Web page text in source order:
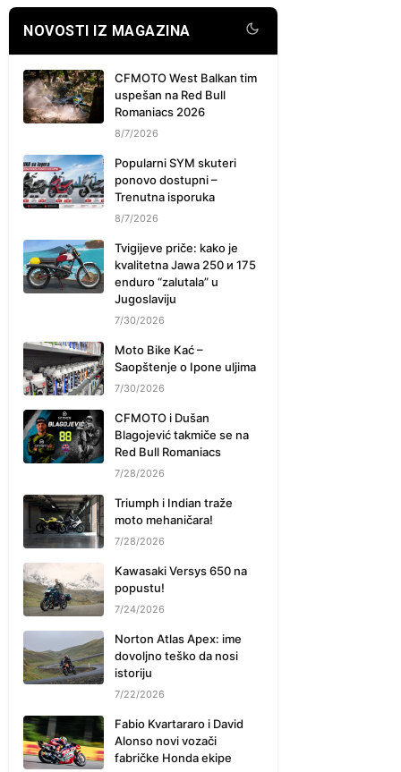
NOVOSTI IZ MAGAZINA
CFMOTO West Balkan tim
uspešan na Red Bull
Romaniacs 2026
8/7/2026
Popularni SYM skuteri
ponovo dostupni –
Trenutna isporuka
8/7/2026
Tvigijeve priče: kako je
kvalitetna Jawa 250 и 175
enduro “zalutala” u
Jugoslaviju
7/30/2026
Moto Bike Kać –
Saopštenje o Ipone uljima
7/30/2026
CFMOTO i Dušan
Blagojević takmiče se na
Red Bull Romaniacs
7/28/2026
Triumph i Indian traže
moto mehaničara!
7/28/2026
Kawasaki Versys 650 na
popustu!
7/24/2026
Norton Atlas Apex: ime
dovoljno teško da nosi
istoriju
7/22/2026
Fabio Kvartararo i David
Alonso novi vozači
fabričke Honda ekipe